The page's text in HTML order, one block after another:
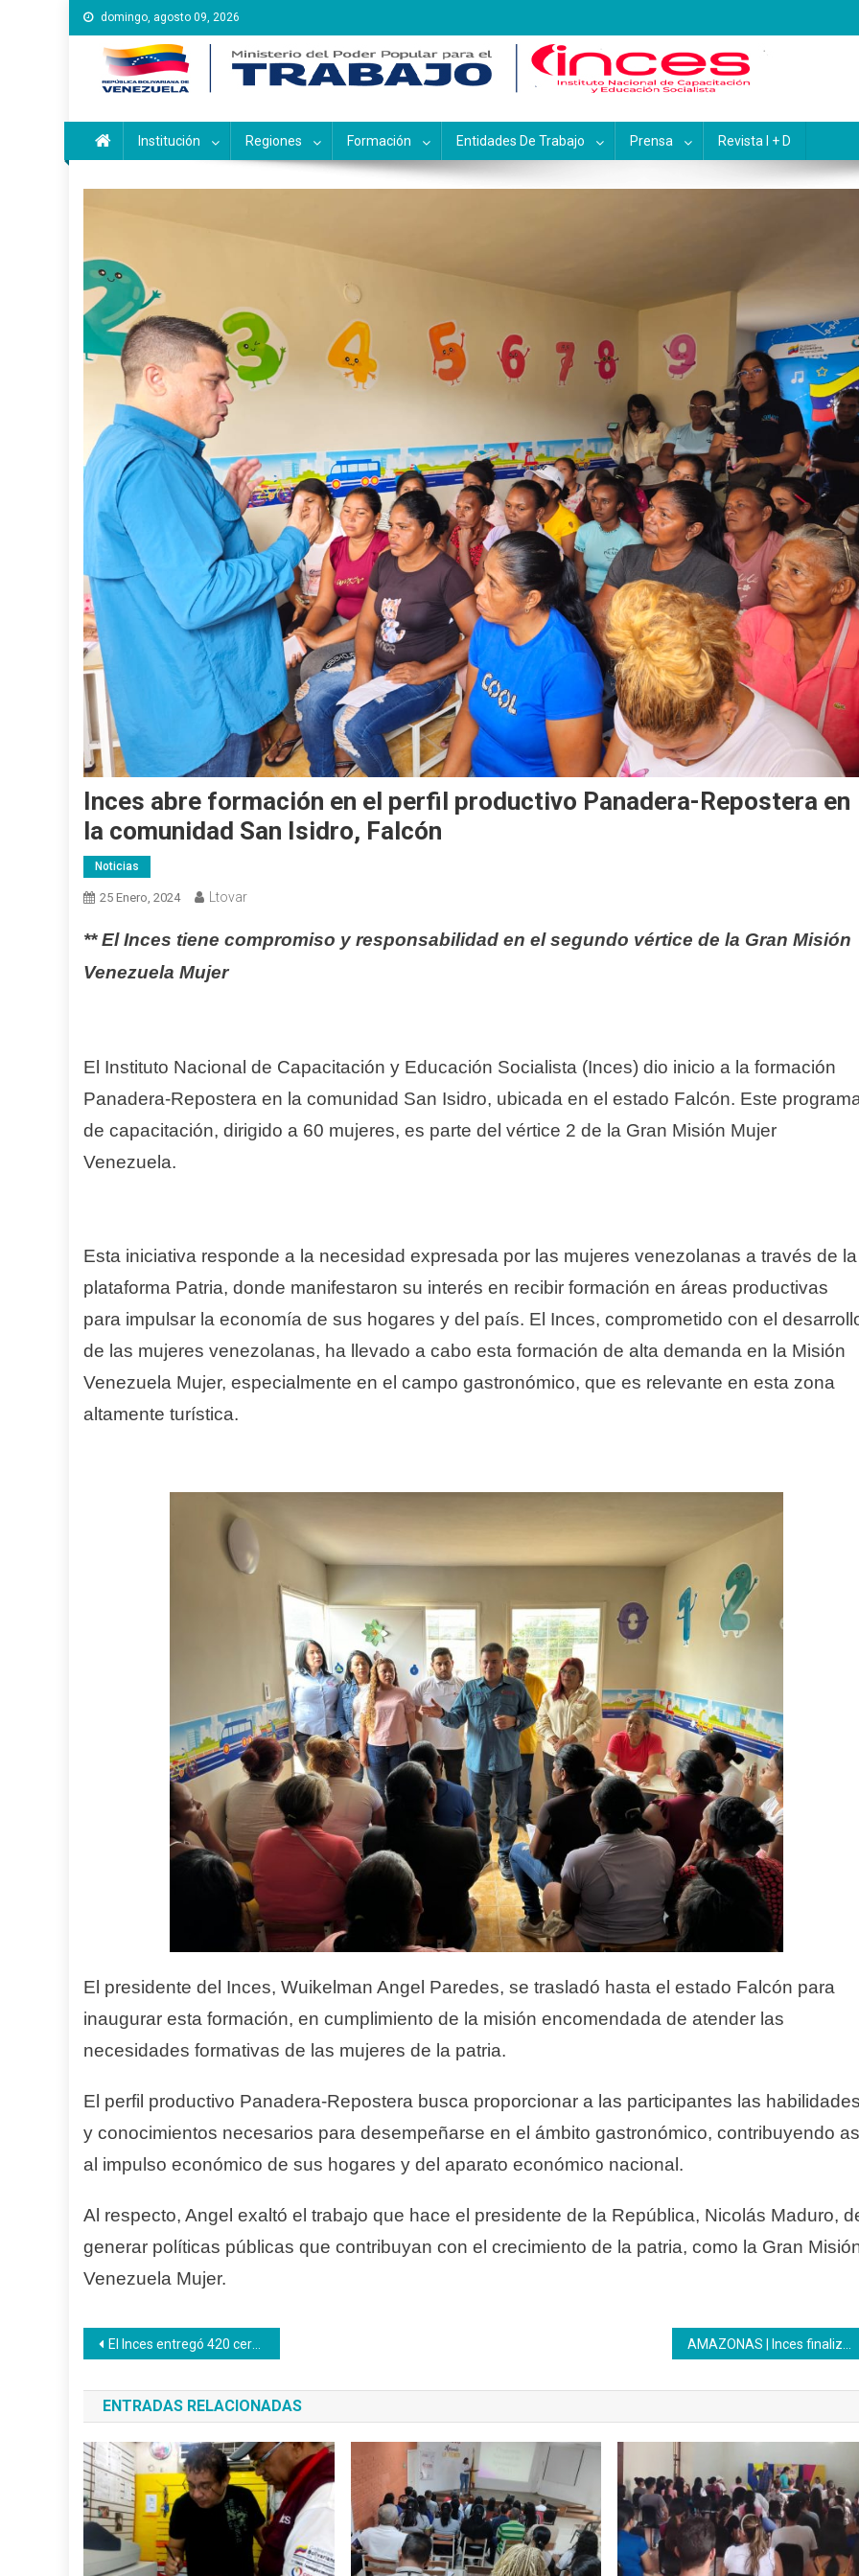
Saltar
al
contenido
domingo, agosto 09, 2026
Instituto Nacional de Capacitación y Educación
Inces
Institución Regiones Formación Entidades De Trabajo Prensa Revista I + D
Inces abre formación en el perfil productivo Panadera-Repostera en
la comunidad San Isidro, Falcón
Noticias
25 Enero, 2024 Ltovar
** El Inces tiene compromiso y responsabilidad en el segundo vértice de la Gran Misión
Venezuela Mujer
El Instituto Nacional de Capacitación y Educación Socialista (Inces) dio inicio a la formación
Panadera-Repostera en la comunidad San Isidro, ubicada en el estado Falcón. Este
de capacitación, dirigido a 60 mujeres, es parte del vértice 2 de la Gran Misión Mujer
Venezuela.
Esta iniciativa responde a la necesidad expresada por las mujeres venezolanas a través de la
plataforma Patria, donde manifestaron su interés en recibir formación en áreas productivas
para impulsar la economía de sus hogares y del país. El Inces, comprometido con el
de las mujeres venezolanas, ha llevado a cabo esta formación de alta demanda en la Misión
Venezuela Mujer, especialmente en el campo gastronómico, que es relevante en esta zona
altamente turística.
El presidente del Inces, Wuikelman Angel Paredes, se trasladó hasta el estado Falcón para
inaugurar esta formación, en cumplimiento de la misión encomendada de atender las
necesidades formativas de las mujeres de la patria.
El perfil productivo Panadera-Repostera busca proporcionar a las participantes las
y conocimientos necesarios para desempeñarse en el ámbito gastronómico, contribuyendo
al impulso económico de sus hogares y del aparato económico nacional.
Al respecto, Angel exaltó el trabajo que hace el presidente de la República, Nicolás Maduro,
generar políticas públicas que contribuyan con el crecimiento de la patria, como la Gran
Venezuela Mujer.
Navegación
de
entradas
El Inces entregó 420 certificados en zonas turísticas del estado Falcón AMAZONAS | Inces finaliza formación a través del Programa Penitenciario Luisa Cáceres de Arismendi
ENTRADAS RELACIONADAS